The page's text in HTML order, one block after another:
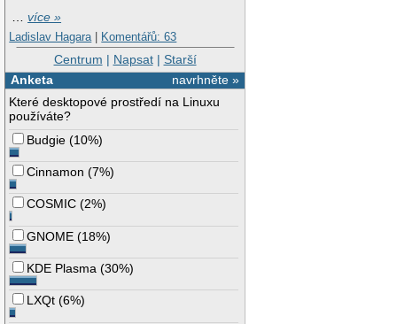
…více »
Ladislav Hagara | Komentářů: 63
Centrum | Napsat| Starší
navrhněte »
Anketa
Které desktopové prostředí na Linuxu
používáte?
Budgie (10%)
Cinnamon (7%)
COSMIC (2%)
GNOME (18%)
KDE Plasma (30%)
LXQt (6%)